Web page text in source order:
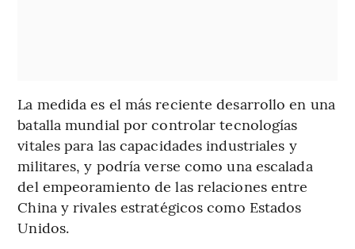
La medida es el más reciente desarrollo en una
batalla mundial por controlar tecnologías
vitales para las capacidades industriales y
militares, y podría verse como una escalada
del empeoramiento de las relaciones entre
China y rivales estratégicos como Estados
Unidos.